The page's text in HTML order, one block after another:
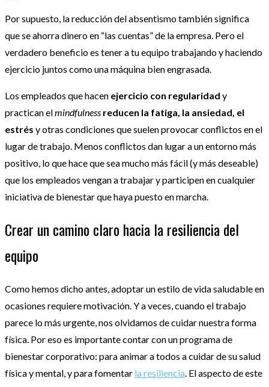
Por supuesto, la reducción del absentismo también significa
que se ahorra dinero en “las cuentas” de la empresa. Pero el
verdadero beneficio es tener a tu equipo trabajando y haciendo
ejercicio juntos como una máquina bien engrasada.
Los empleados que hacen ejercicio con regularidad y
practican elmindfulness reducen la fatiga, la ansiedad, el
estrés y otras condiciones que suelen provocar conflictos en el
lugar de trabajo. Menos conflictos dan lugar a un entorno más
positivo, lo que hace que sea mucho más fácil (y más deseable)
que los empleados vengan a trabajar y participen en cualquier
iniciativa de bienestar que haya puesto en marcha.
Crear un camino claro hacia la resiliencia del
equipo
Como hemos dicho antes, adoptar un estilo de vida saludable en
ocasiones requiere motivación. Y a veces, cuando el trabajo
parece lo más urgente, nos olvidamos de cuidar nuestra forma
física. Por eso es importante contar con un programa de
bienestar corporativo: para animar a todos a cuidar de su salud
física y mental, y para fomentar la resiliencia. El aspecto de este